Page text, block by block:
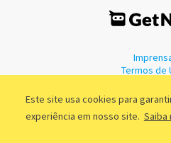
Este site usa cookies para
experiência em nosso site. Saiba
Termos de